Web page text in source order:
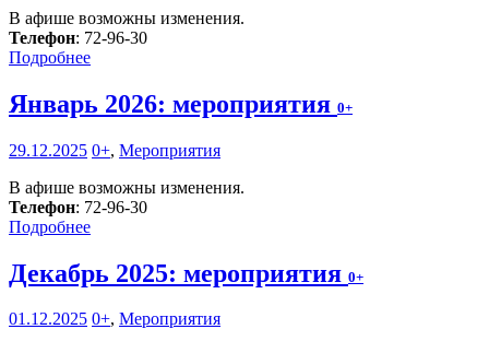
В афише возможны изменения.
Телефон: 72-96-30
Подробнее
Январь 2026: мероприятия 0+
29.12.2025 0+, Мероприятия
В афише возможны изменения.
Телефон: 72-96-30
Подробнее
Декабрь 2025: мероприятия 0+
01.12.2025 0+, Мероприятия